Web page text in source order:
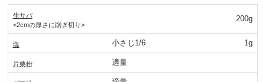
生サバ
<2cmの厚さに削ぎ切り>
200g
塩 小さじ1/6 1g
片栗粉 適量